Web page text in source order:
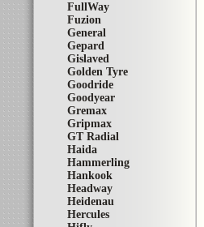
FullWay
Fuzion
General
Gepard
Gislaved
Golden Tyre
Goodride
Goodyear
Gremax
Gripmax
GT Radial
Haida
Hammerling
Hankook
Headway
Heidenau
Hercules